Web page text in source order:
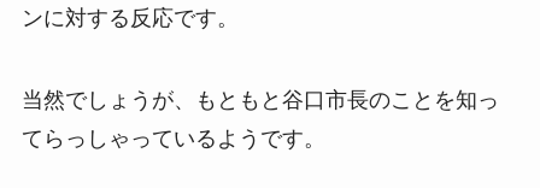
ンに対する反応です。
当然でしょうが、もともと谷口市長のことを知っ
てらっしゃっているようです。